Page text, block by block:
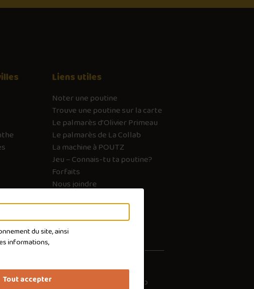
du site, ainsi
informations,
Tout accepter
Liens utiles
Noter une poutine
Trouve une poutine sur la carte
Le palmarès d’Olivier Primeau
Le palmarès de La Collab
La machine à POUTZ
Jeu – Connais-tu ta poutine?
Forfaits
Nous joindre
les cookies Ekloweb